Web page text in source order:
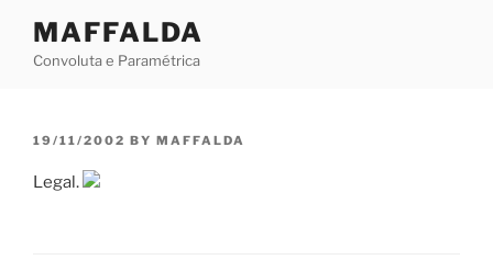
content
MAFFALDA
Convoluta e Paramétrica
POSTED
19/11/2002 BY MAFFALDA
Legal.